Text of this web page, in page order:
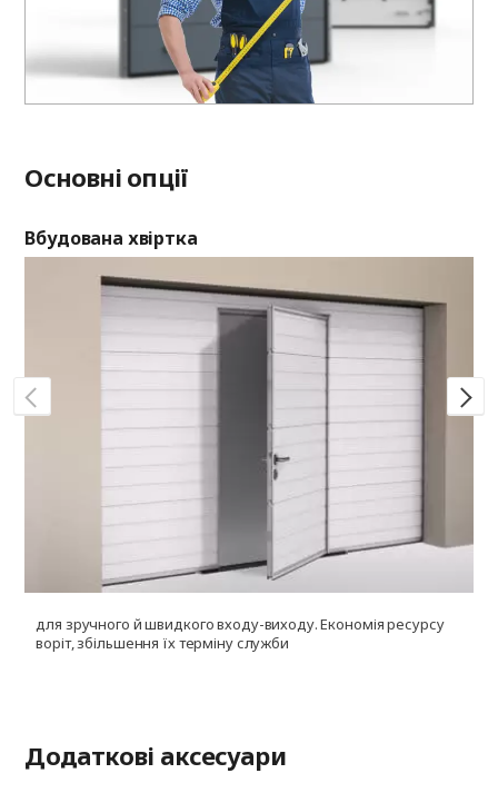
Основні опції
Вбудована хвіртка
для зручного й швидкого входу-виходу. Економія ресурсу
воріт, збільшення їх терміну служби
Додаткові аксесуари